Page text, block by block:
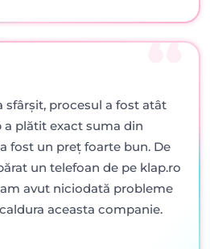
sfârșit, procesul a fost atât
a plătit exact suma din
fost un preț foarte bun. De
un telefoan de pe klap.ro
avut niciodată probleme
aceasta companie.